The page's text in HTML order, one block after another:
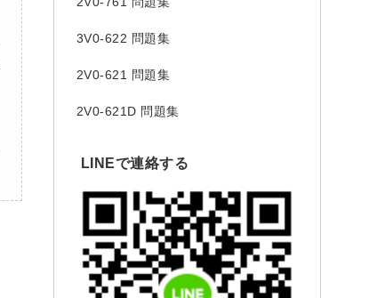
3V0-622 問題集
2V0-621 問題集
2V0-621D 問題集
LINEで連絡する